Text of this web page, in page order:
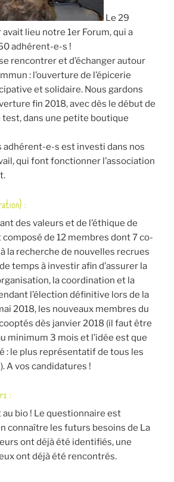
Le 29
lieu notre 1er Forum, qui a
adhérent-e-s !
rencontrer et d’échanger autour
: l’ouverture de l’épicerie
et solidaire. Nous gardons
fin 2018, avec dès le début de
test, dans une petite boutique
adhérent-e-s est investi dans nos
qui font fonctionner l’association
:
des valeurs et de l’éthique de
composé de 12 membres dont 7 co-
la recherche de nouvelles recrues
temps à investir afin d’assurer la
la coordination et la
l’élection définitive lors de la
2018, les nouveaux membres du
dès janvier 2018 (il faut être
minimum 3 mois et l’idée est que
: le plus représentatif de tous les
A vos candidatures !
:
bio ! Le questionnaire est
connaître les futurs besoins de La
ont déjà été identifiés, une
ont déjà été rencontrés.